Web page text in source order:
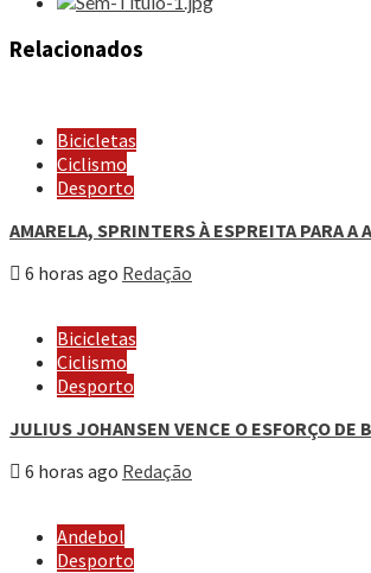
Relacionados
Bicicletas
Ciclismo
Desporto
AMARELA, SPRINTERS À ESPREITA PARA A
6 horas ago Redação
Bicicletas
Ciclismo
Desporto
JULIUS JOHANSEN VENCE O ESFORÇO DE
6 horas ago Redação
Andebol
Desporto